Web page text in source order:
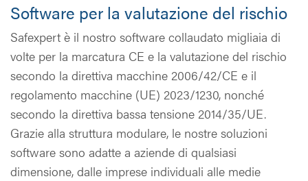
Software per la valutazione del rischio
Safexpert è il nostro software collaudato migliaia di
volte per la marcatura CE e la valutazione del rischio
secondo la direttiva macchine 2006/42/CE e il
regolamento macchine (UE) 2023/1230, nonché
secondo la direttiva bassa tensione 2014/35/UE.
Grazie alla struttura modulare, le nostre soluzioni
software sono adatte a aziende di qualsiasi
dimensione, dalle imprese individuali alle medie